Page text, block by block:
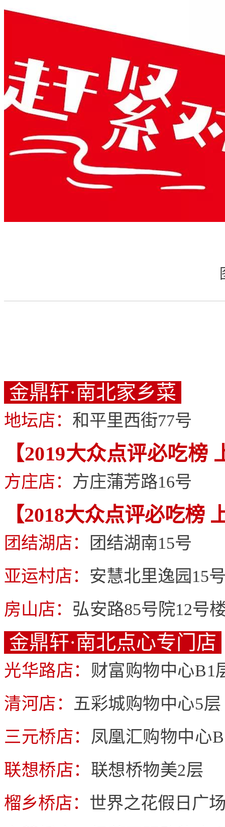
金鼎轩·南北家乡菜
地坛店： 和平里西街77号
【2019大众点评必吃榜
方庄店： 方庄蒲芳路16号
【2018大众点评必吃榜
团结湖店：
团结湖南15号
亚运村店： 安慧北里逸园15
房山店： 弘安路85号院12号
金鼎轩·南北点心专门店
光华路店： 财富购物中心B1
清河店： 五彩城购物中心5层
三元桥店： 凤凰汇购物中心
联想桥店： 联想桥物美2层
榴乡桥店： 世界之花假日广